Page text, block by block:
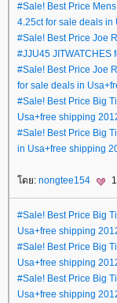
#Sale! Best Price
4.25ct for sale deals
#Sale! Best Price Joe
#JJU45 JITWATCHES
#Sale! Best Price Joe
for sale deals in
#Sale! Best Price Big
Usa+free shipping
#Sale! Best Price Big
in Usa+free shipping
ดย: nongtee154
#Sale! Best Price Big
Usa+free shipping
#Sale! Best Price Big
Usa+free shipping
#Sale! Best Price Big
Usa+free shipping